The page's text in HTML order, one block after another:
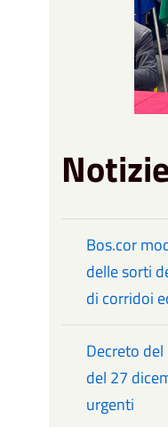
Bos.cor
delle sorti
di corridoi
Decreto
del 27
urgenti